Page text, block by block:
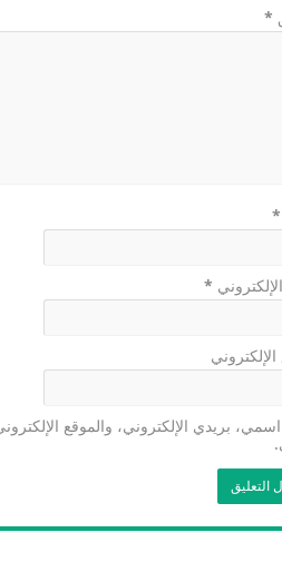
*
*
*
الإلكتروني
بريدي الإلكتروني، والموقع